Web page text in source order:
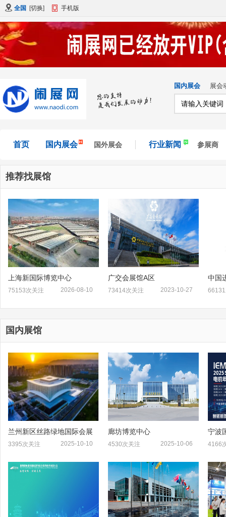
全国 [切换] 手机版
国内展会 展会
首页 国内展会 国外展会 行业新闻 参展商
推荐找展馆
上海新国际博览中心
2026-08-10
75153次关注
广交会展馆A区
2023-10-27
73414次关注
中国
国内展馆
兰州新区丝路绿地国际会展
中心
2025-10-10
3395次关注
廊坊博览中心
2025-10-06
4530次关注
宁波
4166